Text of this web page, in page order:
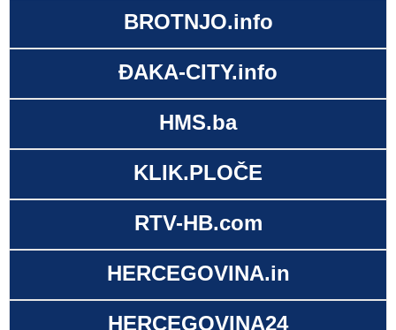
BROTNJO.info
ĐAKA-CITY.info
HMS.ba
KLIK.PLOČE
RTV-HB.com
HERCEGOVINA.in
HERCEGOVINA24